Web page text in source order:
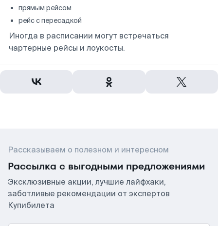
прямым рейсом
рейс с пересадкой
Иногда в расписании могут встречаться
чартерные рейсы и лоукосты.
Рассказываем о полезном и интересном
Рассылка с выгодными предложениями
Эксклюзивные акции, лучшие лайфхаки,
заботливые рекомендации от экспертов
Купибилета